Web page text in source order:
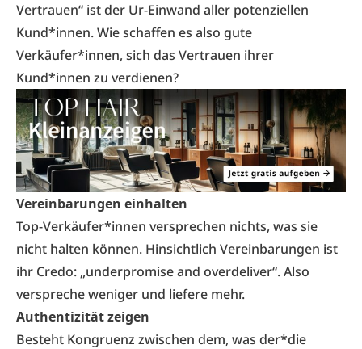
Vertrauen“ ist der Ur-Einwand aller potenziellen
Kund*innen. Wie schaffen es also gute
Verkäufer*innen, sich das Vertrauen ihrer
Kund*innen zu verdienen?
Vereinbarungen einhalten
Top-Verkäufer*innen versprechen nichts, was sie
nicht halten können. Hinsichtlich Vereinbarungen ist
ihr Credo: „underpromise and overdeliver“. Also
verspreche weniger und liefere mehr.
Authentizität zeigen
Besteht Kongruenz zwischen dem, was der*die